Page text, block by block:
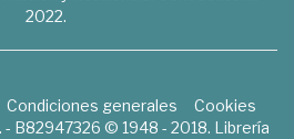
2022.
Condiciones generales
Cookies
- B82947326 © 1948 - 2018. Librería